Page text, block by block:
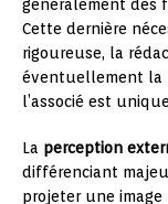
généralement des
Cette dernière
rigoureuse, la
éventuellement la
l’associé est
La perception
différenciant
projeter une